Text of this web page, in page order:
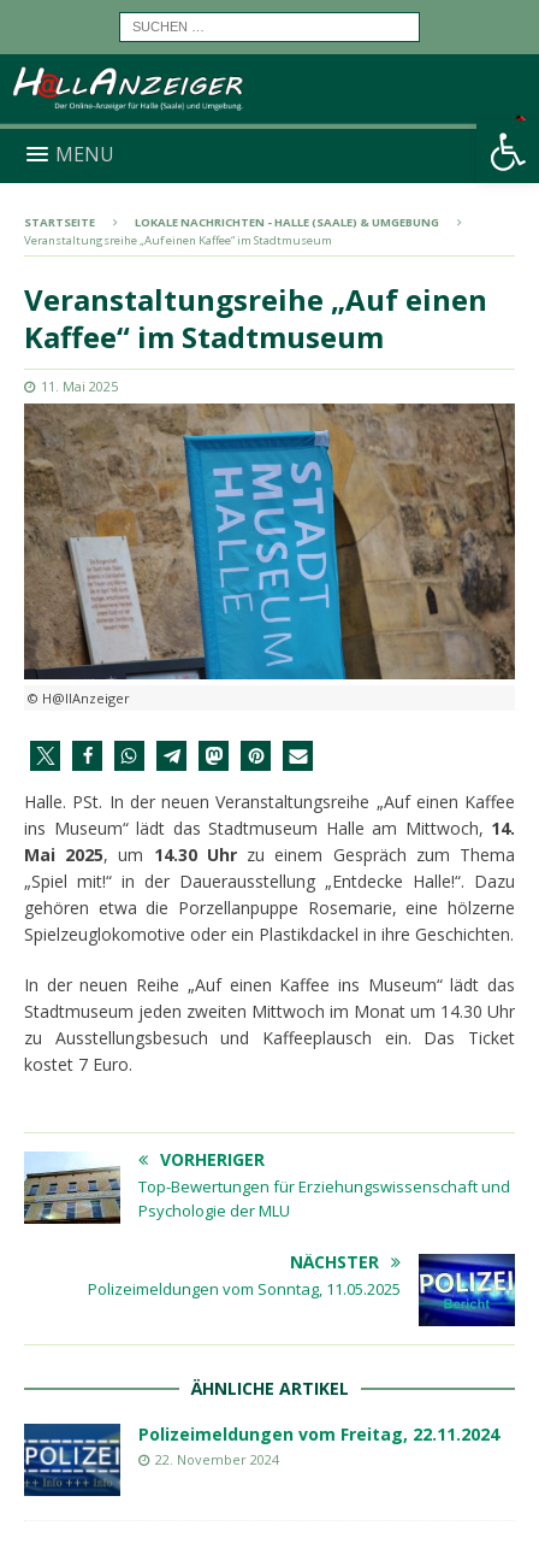
Werkzeugleiste öffnen
MENU
STARTSEITE
LOKALE NACHRICHTEN - HALLE (SAALE) & UMGEBUNG
Veranstaltungsreihe „Auf einen Kaffee“ im Stadtmuseum
Veranstaltungsreihe „Auf einen
Kaffee“ im Stadtmuseum
11. Mai 2025
© H@llAnzeiger
Halle. PSt. In der neuen Veranstaltungsreihe „Auf einen Kaffee
ins Museum“ lädt das Stadtmuseum Halle am Mittwoch, 14.
Mai 2025, um 14.30 Uhrzu einem Gespräch zum Thema
„Spiel mit!“ in der Dauerausstellung „Entdecke Halle!“. Dazu
gehören etwa die Porzellanpuppe Rosemarie, eine hölzerne
Spielzeuglokomotive oder ein Plastikdackel in ihre Geschichten.
In der neuen Reihe „Auf einen Kaffee ins Museum“ lädt das
Stadtmuseum jeden zweiten Mittwoch im Monat um 14.30 Uhr
zu Ausstellungsbesuch und Kaffeeplausch ein. Das Ticket
kostet 7 Euro.
VORHERIGER
Top-Bewertungen für Erziehungswissenschaft und
Psychologie der MLU
NÄCHSTER
Polizeimeldungen vom Sonntag, 11.05.2025
ÄHNLICHE ARTIKEL
Polizeimeldungen vom Freitag, 22.11.2024
22. November 2024